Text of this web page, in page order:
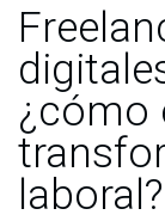
¿cómo
laboral?